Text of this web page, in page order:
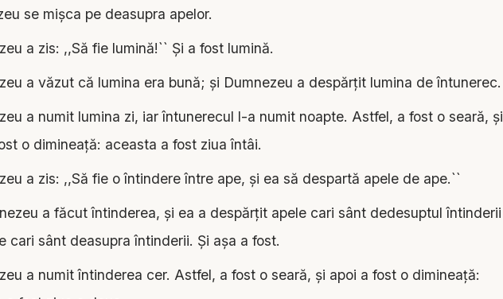
se mişca pe deasupra apelor.
a zis: ,,Să fie lumină!`` Şi a fost lumină.
a văzut că lumina era bună; şi Dumnezeu a despărţit lumina de întunerec.
a numit lumina zi, iar întunerecul l-a numit noapte. Astfel, a fost o seară, şi
o dimineaţă: aceasta a fost ziua întâi.
a zis: ,,Să fie o întindere între ape, şi ea să despartă apele de ape.``
a făcut întinderea, şi ea a despărţit apele cari sânt dedesuptul întinderii
cari sânt deasupra întinderii. Şi aşa a fost.
a numit întinderea cer. Astfel, a fost o seară, şi apoi a fost o dimineaţă: